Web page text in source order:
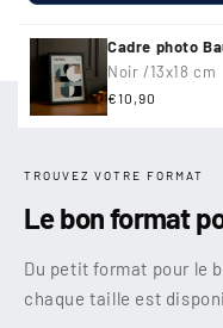
Cadre photo
Ausstellung
Noir /13x18 cm
Prix
€10,90
TROUVEZ VOTRE FORMAT
Le bon format
Du petit format pour le
chaque taille est